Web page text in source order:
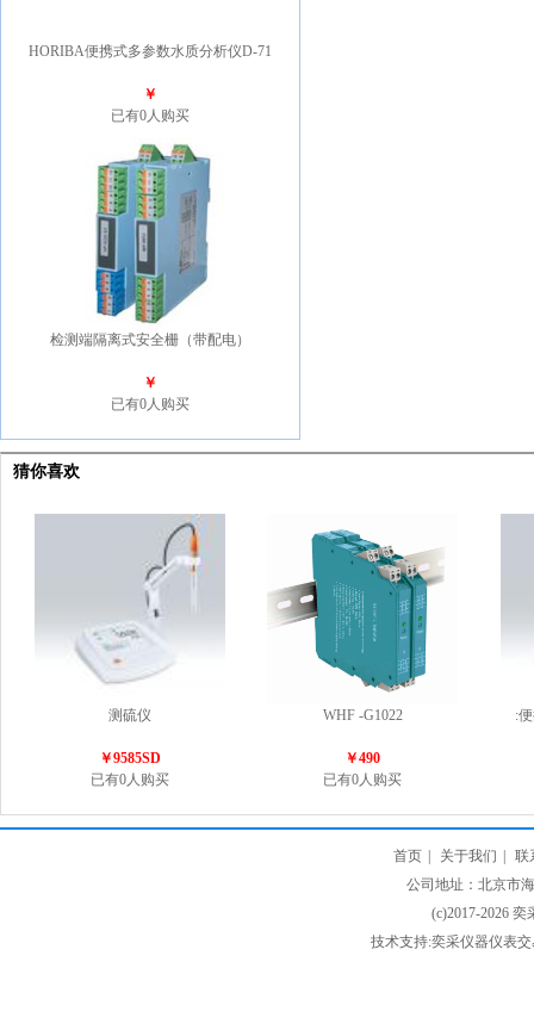
HORIBA便携式多参数水质分析仪D-71
￥
已有0人购买
检测端隔离式安全栅（带配电）
￥
已有0人购买
猜你喜欢
测硫仪
￥9585SD
已有0人购买
WHF -G1022
￥490
已有0人购买
:
首页 关于我们
联
公司地址：北京市
(c)2017-2026
技术支持:奕采仪器仪表